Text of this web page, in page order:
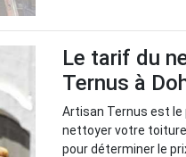
Le tarif du
Ternus à
Artisan Ternus est
nettoyer votre
pour déterminer le